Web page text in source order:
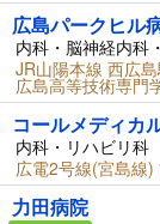
広島パークヒル
内科・脳神経内科
JR山陽本線 西広
広島高等技術専門
コールメディカ
内科・リハビリ科
広電2号線(宮島線
力田病院